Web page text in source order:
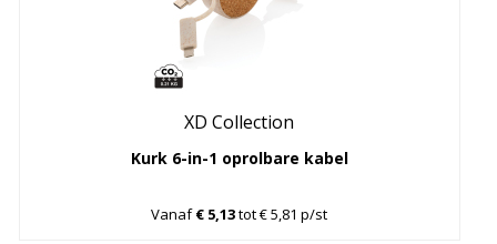
XD Collection
Kurk 6-in-1 oprolbare kabel
Vanaf€ 5,13tot € 5,81 p/st